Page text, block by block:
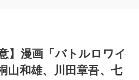
】漫画「バトルロワイ
山和雄、川田章吾、七